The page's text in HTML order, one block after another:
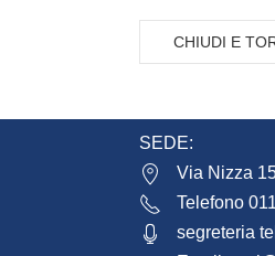
CHIUDI E
SEDE:
Via Nizza
Telefono
segreteria